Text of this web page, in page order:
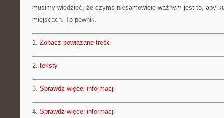
musimy wiedzieć, że czymś niesamowicie ważnym jest to, aby
miejscach. To pewnik.
1. Zobacz powiązane treści
2. teksty
3. Sprawdź więcej informacji
4. Sprawdź więcej informacji